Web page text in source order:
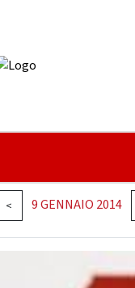
< 9 GENNAIO 2014